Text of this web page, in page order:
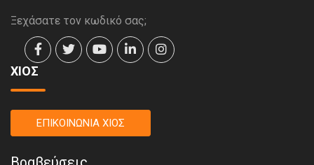
Ξεχάσατε τον κωδικό σας;
ΧΙΟΣ
ΕΠΙΚΟΙΝΩΝΙΑ ΧΙΟΣ